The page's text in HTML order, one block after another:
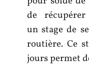
de
un stage de
routière. Ce
jours permet